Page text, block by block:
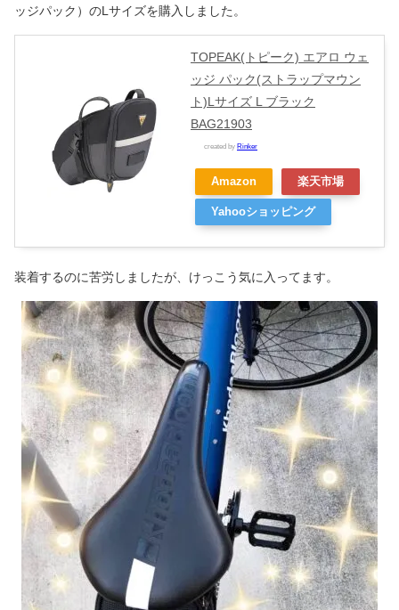
ッジパック）のLサイズを購入しました。
TOPEAK(トピーク) エアロ ウェ
ッジ パック(ストラップマウン
ト)Lサイズ L ブラック
BAG21903
created by Rinker
Amazon 楽天市場
Yahooショッピング
装着するのに苦労しましたが、けっこう気に入ってます。